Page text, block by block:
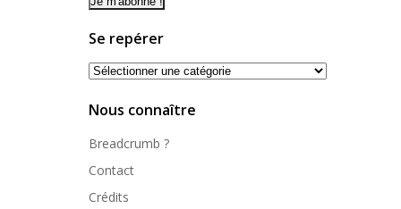
Se repérer
Se
Nous connaître
Breadcrumb ?
Contact
Crédits